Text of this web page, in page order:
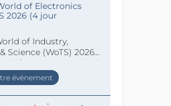
of Electronics
2026 (4 jour
of Industry,
Science (WoTS) 2026
of Electronics volledi
événement